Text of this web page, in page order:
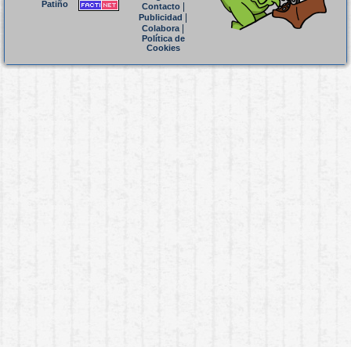
Patiño
Contacto|
Publicidad
Colabora|
Política de
Cookies